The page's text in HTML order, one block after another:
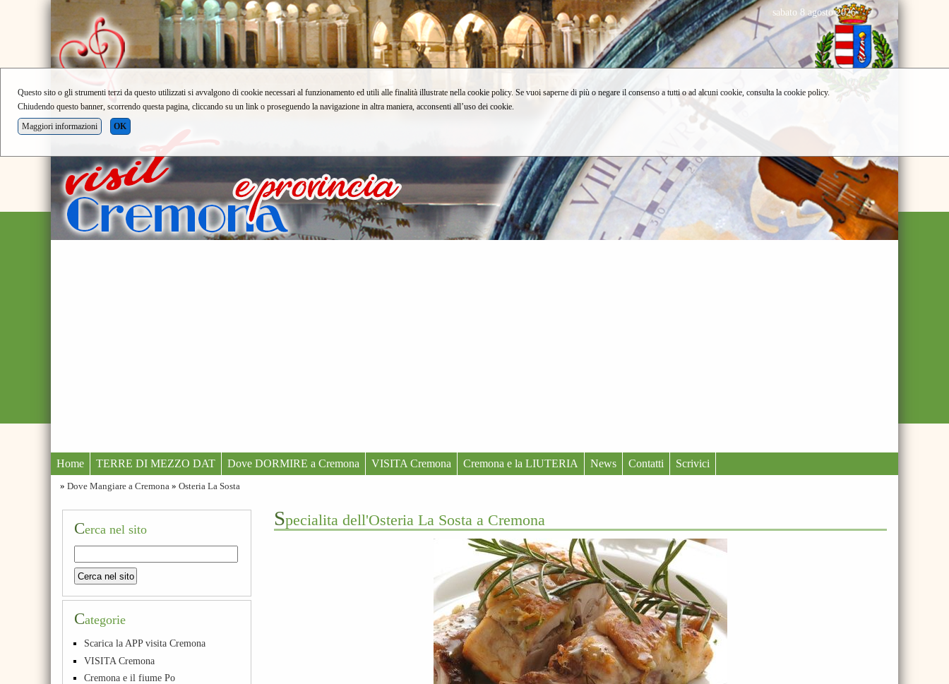
sabato 8 agosto 2026
Home TERRE DI MEZZO DAT Dove DORMIRE a Cremona VISITA Cremona Cremona e la LIUTERIA News Contatti Scrivici
» Dove Mangiare a Cremona » Osteria La Sosta
specialita dell'Osteria La Sosta a Cremona
Cerca nel sito
Categorie
Scarica la APP visita Cremona
VISITA Cremona
Cremona e il fiume Po
Questo sito o gli strumenti terzi da questo utilizzati si avvalgono di cookie necessari al funzionamento ed utili alle finalità illustrate nella cookie policy. Se vuoi saperne di più o negare il consenso a tutti o ad alcuni cookie, consulta la cookie policy.
Chiudendo questo banner, scorrendo questa pagina, cliccando su un link o proseguendo la navigazione in altra maniera, acconsenti all’uso dei cookie.
Maggiori informazioni
OK